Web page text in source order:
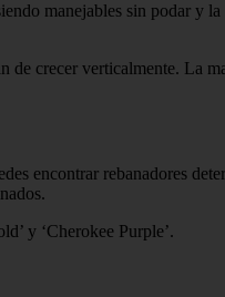
manejables sin podar
crecer verticalmente. La
encontrar rebanadores
y ‘Cherokee Purple’.